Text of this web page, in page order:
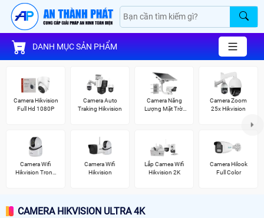
DANH MỤC SẢN PHẨM
Camera Hikvision
Full Hd 1080P
Camera Auto
Traking Hikvision
Camera Năng
Lượng Mặt Trời
Camera Zoom
25x Hikvision
Camera Wifi
Hikvision Trong
Camera Wifi
Hikvision
Lắp Camea Wifi
Hikvision 2K
Camera Hilook
Full Color
CAMERA HIKVISION ULTRA 4K